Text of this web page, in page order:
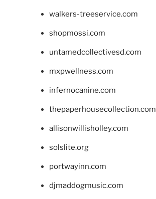
walkers-treeservice.com
shopmossi.com
untamedcollectivesd.com
mxpwellness.com
infernocanine.com
thepaperhousecollection.com
allisonwillisholley.com
solslite.org
portwayinn.com
djmaddogmusic.com